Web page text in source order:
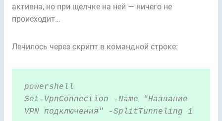
активна, но при щелчке на ней — ничего не
происходит…
Лечилось через скрипт в командной строке:
powershell
Set-VpnConnection -Name "Название
VPN подключения" -SplitTunneling 1